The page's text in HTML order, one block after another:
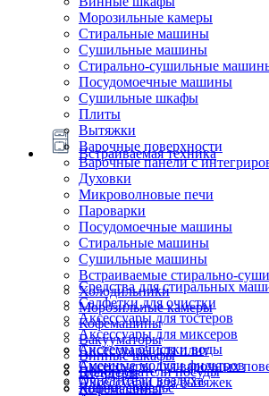
Морозильные камеры
Стиральные машины
Сушильные машины
Стирально-сушильные
Посудомоечные машины
Сушильные шкафы
Плиты
Встраиваемая техника
Вытяжки
Варочные поверхности
Варочные панели с
Духовки
Микроволновые печи
Пароварки
Посудомоечные машины
Стиральные машины
Сушильные машины
Встраиваемые стирально-
Холодильники
Морозильные камеры
Кофемашины
Вакууматоры
Винные шкафы
Подогреватели посуды
Ящики сомелье
Блендеры
Кофемашины
Очистители воздуха
Системы очистки воды
Сменные модули фильтров
Аксессуары для тостеров
Аксессуары для миксеров
Аксессуары для плит
Аксессуары для варочных
Аксессуары для вытяжек
Средства для стиральных
Салфетки для очистки